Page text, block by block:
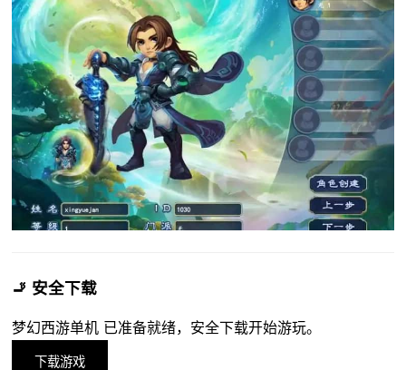
🚬 安全下载
梦幻西游单机 已准备就绪，安全下载开始游玩。
下载游戏